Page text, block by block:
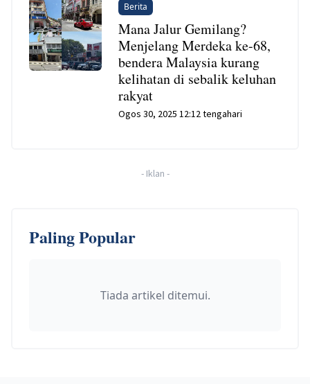
Berita
Mana Jalur Gemilang?
Menjelang Merdeka ke-68,
bendera Malaysia kurang
kelihatan di sebalik keluhan
rakyat
Ogos 30, 2025 12:12 tengahari
- Iklan -
Paling Popular
Tiada artikel ditemui.